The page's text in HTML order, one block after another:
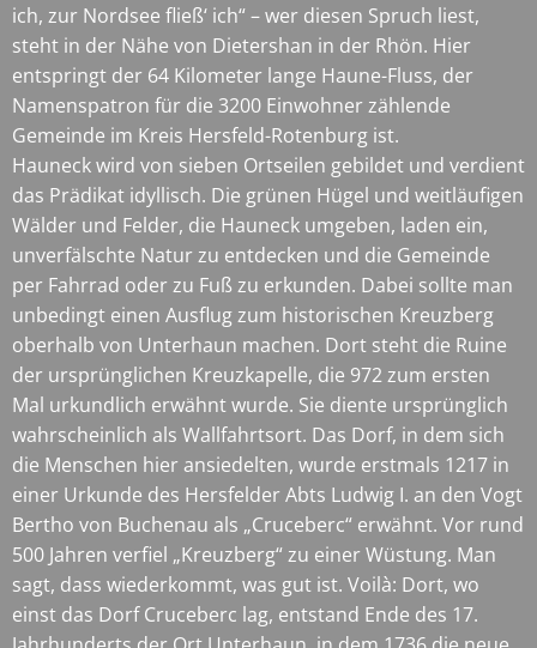
ich, zur Nordsee fließ‘ ich“ – wer diesen Spruch liest,
steht in der Nähe von Dietershan in der Rhön. Hier
entspringt der 64 Kilometer lange Haune-Fluss, der
Namenspatron für die 3200 Einwohner zählende
Gemeinde im Kreis Hersfeld-Rotenburg ist.
Hauneck wird von sieben Ortseilen gebildet und verdient
das Prädikat idyllisch. Die grünen Hügel und weitläufigen
Wälder und Felder, die Hauneck umgeben, laden ein,
unverfälschte Natur zu entdecken und die Gemeinde
per Fahrrad oder zu Fuß zu erkunden. Dabei sollte man
unbedingt einen Ausflug zum historischen Kreuzberg
oberhalb von Unterhaun machen. Dort steht die Ruine
der ursprünglichen Kreuzkapelle, die 972 zum ersten
Mal urkundlich erwähnt wurde. Sie diente ursprünglich
wahrscheinlich als Wallfahrtsort. Das Dorf, in dem sich
die Menschen hier ansiedelten, wurde erstmals 1217 in
einer Urkunde des Hersfelder Abts Ludwig I. an den Vogt
Bertho von Buchenau als „Cruceberc“ erwähnt. Vor rund
500 Jahren verfiel „Kreuzberg“ zu einer Wüstung. Man
sagt, dass wiederkommt, was gut ist. Voilà: Dort, wo
einst das Dorf Cruceberc lag, entstand Ende des 17.